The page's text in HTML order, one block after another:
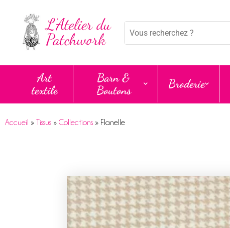
Mots
Art
textile
Barn &
Boutons
Broderie
Accueil » Tissus » Collections » Flanelle